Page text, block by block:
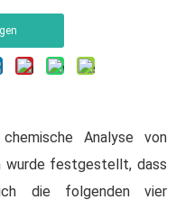
Analyse von
wurde festgestellt, dass
die folgenden vier